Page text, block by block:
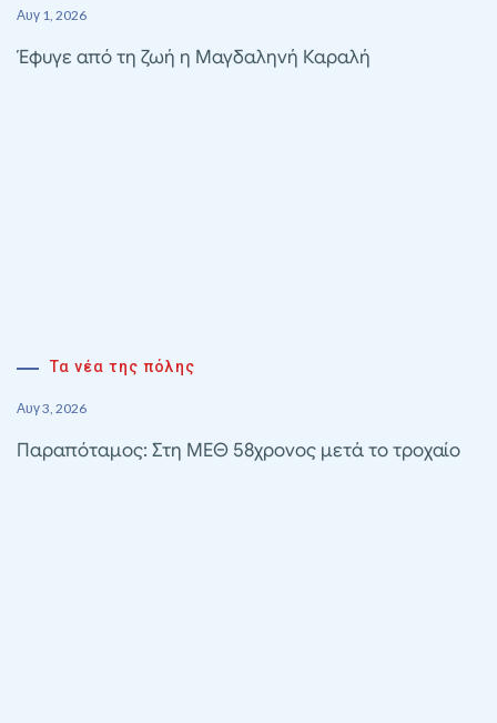
Αυγ 1, 2026
Έφυγε από τη ζωή η Μαγδαληνή Καραλή
Τα νέα της πόλης
Αυγ 3, 2026
Παραπόταμος: Στη ΜΕΘ 58χρονος μετά το τροχαίο